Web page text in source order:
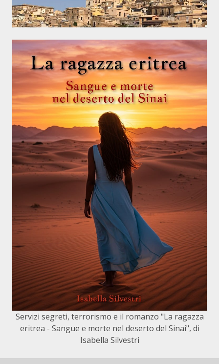
Servizi segreti, terrorismo e il romanzo "La ragazza
eritrea - Sangue e morte nel deserto del Sinai", di
Isabella Silvestri